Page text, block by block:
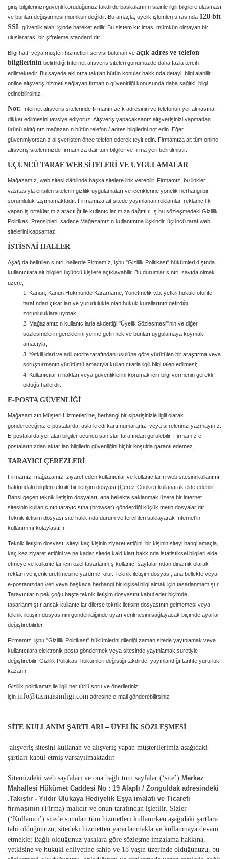
giriş bilgilerinizi güvenli koruduğunuz takdirde başkalarının sizinle ilgili bilgilere ulaşması
ve bunları değiştirmesi mümkün değildir. Bu amaçla, üyelik işlemleri sırasında 128 bit
SSL güvenlik alanı içinde hareket edilir. Bu sistem kırılması mümkün olmayan bir
uluslararası bir şifreleme standardıdır.
Bilgi hattı veya müşteri hizmetleri servisi bulunan ve açık adres ve telefon
bilgilerinin belirtildiği İnternet alışveriş siteleri günümüzde daha fazla tercih
edilmektedir. Bu sayede aklınıza takılan bütün konular hakkında detaylı bilgi alabilir,
online alışveriş hizmeti sağlayan firmanın güvenirliği konusunda daha sağlıklı bilgi
edinebilirsiniz.
Not: İnternet alışveriş sitelerinde firmanın açık adresinin ve telefonun yer almasına
dikkat edilmesini tavsiye ediyoruz. Alışveriş yapacaksanız alışverişinizi yapmadan
ürünü aldığınız mağazanın bütün telefon / adres bilgilerini not edin. Eğer
güvenmiyorsanız alışverişten önce telefon ederek teyit edin. Firmamıza ait tüm online
alışveriş sitelerimizde firmamıza dair tüm bilgiler ve firma yeri belirtilmiştir.
ÜÇÜNCÜ TARAF WEB SİTELERİ VE UYGULAMALAR
Mağazamız, web sitesi dâhilinde başka sitelere link verebilir. Firmamız, bu linkler
vasıtasıyla erişilen sitelerin gizlilik uygulamaları ve içeriklerine yönelik herhangi bir
sorumluluk taşımamaktadır. Firmamıza ait sitede yayınlanan reklamlar, reklamcılık
yapan iş ortaklarımız aracılığı ile kullanıcılarımıza dağıtılır. İş bu sözleşmedeki Gizlilik
Politikası Prensipleri, sadece Mağazamızın kullanımına ilişkindir, üçüncü taraf web
sitelerini kapsamaz.
İSTİSNAİ HALLER
Aşağıda belirtilen sınırlı hallerde Firmamız, işbu "Gizlilik Politikası" hükümleri dışında
kullanıcılara ait bilgileri üçüncü kişilere açıklayabilir. Bu durumlar sınırlı sayıda olmak
üzere;
1. Kanun, Kanun Hükmünde Kararname, Yönetmelik v.b. yetkili hukuki otorite
tarafından çıkarılan ve yürürlülükte olan hukuk kurallarının getirdiği
zorunluluklara uymak;
2. Mağazamızın kullanıcılarla akdettiği "Üyelik Sözleşmesi"'nin ve diğer
sözleşmelerin gereklerini yerine getirmek ve bunları uygulamaya koymak
amacıyla;
3. Yetkili idari ve adli otorite tarafından usulüne göre yürütülen bir araştırma veya
soruşturmanın yürütümü amacıyla kullanıcılarla ilgili bilgi talep edilmesi;
4. Kullanıcıların hakları veya güvenliklerini korumak için bilgi vermenin gerekli
olduğu hallerdir.
E-POSTA GÜVENLİĞİ
Mağazamızın Müşteri Hizmetleri’ne, herhangi bir siparişinizle ilgili olarak
göndereceğiniz e-postalarda, asla kredi kartı numaranızı veya şifrelerinizi yazmayınız.
E-postalarda yer alan bilgiler üçüncü şahıslar tarafından görülebilir. Firmamız e-
postalarınızdan aktarılan bilgilerin güvenliğini hiçbir koşulda garanti edemez.
TARAYICI ÇEREZLERİ
Firmamız, mağazamızı ziyaret eden kullanıcılar ve kullanıcıların web sitesini kullanımı
hakkındaki bilgileri teknik bir iletişim dosyası (Çerez-Cookie) kullanarak elde edebilir.
Bahsi geçen teknik iletişim dosyaları, ana bellekte saklanmak üzere bir internet
sitesinin kullanıcının tarayıcısına (browser) gönderdiği küçük metin dosyalarıdır.
Teknik iletişim dosyası site hakkında durum ve tercihleri saklayarak İnternet'in
kullanımını kolaylaştırır.
Teknik iletişim dosyası, siteyi kaç kişinin ziyaret ettiğini, bir kişinin siteyi hangi amaçla,
kaç kez ziyaret ettiğini ve ne kadar sitede kaldıkları hakkında istatistiksel bilgileri elde
etmeye ve kullanıcılar için özel tasarlanmış kullanıcı sayfalarından dinamik olarak
reklam ve içerik üretilmesine yardımcı olur. Teknik iletişim dosyası, ana bellekte veya
e-postanızdan veri veya başkaca herhangi bir kişisel bilgi almak için tasarlanmamıştır.
Tarayıcıların pek çoğu başta teknik iletişim dosyasını kabul eder biçimde
tasarlanmıştır ancak kullanıcılar dilerse teknik iletişim dosyasının gelmemesi veya
teknik iletişim dosyasının gönderildiğinde uyarı verilmesini sağlayacak biçimde ayarları
değiştirebilirler.
Firmamız, işbu "Gizlilik Politikası" hükümlerini dilediği zaman sitede yayınlamak veya
kullanıcılara elektronik posta göndermek veya sitesinde yayınlamak suretiyle
değiştirebilir. Gizlilik Politikası hükümleri değiştiği takdirde, yayınlandığı tarihte yürürlük
kazanır.
Gizlilik politikamız ile ilgili her türlü soru ve önerileriniz
için info@tasmaisimligi.com adresine e-mail gönderebilirsiniz.
SİTE KULLANIM ŞARTLARI – ÜYELİK SÖZLEŞMESİ
alışveriş sitesini kullanan ve alışveriş yapan müşterilerimiz aşağıdaki
şartları kabul etmiş varsayılmaktadır:
Sitemizdeki web sayfaları ve ona bağlı tüm sayfalar (‘site’) Merkez
Mahallesi Hükümet Caddesi No : 19 Alaplı / Zonguldak adresindeki
.Takıştır - Yıldır Ulukaya Hediyelik Eşya imalatı ve Ticareti
firmasının (Firma) malıdır ve onun tarafından işletilir. Sizler
(‘Kullanıcı’) sitede sunulan tüm hizmetleri kullanırken aşağıdaki şartlara
tabi olduğunuzu, sitedeki hizmetten yararlanmakla ve kullanmaya devam
etmekle; Bağlı olduğunuz yasalara göre sözleşme imzalama hakkına,
yetkisine ve hukuki ehliyetine sahip ve 18 yaşın üzerinde olduğunuzu, bu